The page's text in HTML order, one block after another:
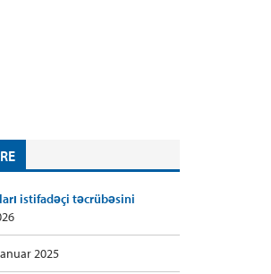
istifadəçi təcrübəsini
2025